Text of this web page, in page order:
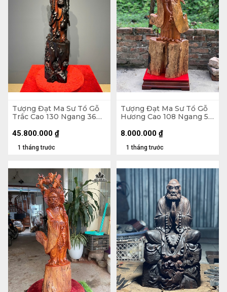
Tượng Đạt Ma Sư Tổ Gỗ
Trắc Cao 130 Ngang 36
1 tháng trước
45.800.000 ₫
Tượng Đạt Ma Sư Tổ Gỗ
Hương Cao 108 Ngang 58
1 tháng trước
8.000.000 ₫